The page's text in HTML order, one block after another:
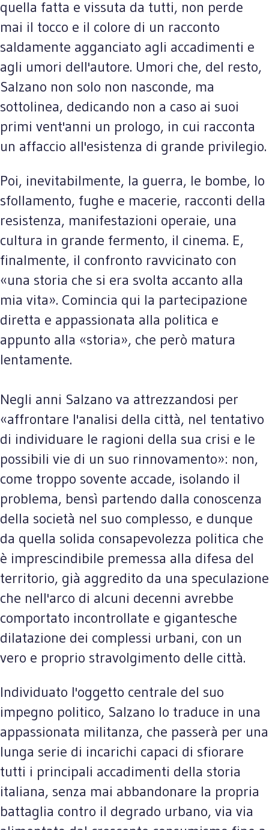
quella fatta e vissuta da tutti, non perde
mai il tocco e il colore di un racconto
saldamente agganciato agli accadimenti e
agli umori dell'autore. Umori che, del resto,
Salzano non solo non nasconde, ma
sottolinea, dedicando non a caso ai suoi
primi vent'anni un prologo, in cui racconta
un affaccio all'esistenza di grande privilegio.
Poi, inevitabilmente, la guerra, le bombe, lo
sfollamento, fughe e macerie, racconti della
resistenza, manifestazioni operaie, una
cultura in grande fermento, il cinema. E,
finalmente, il confronto ravvicinato con
«una storia che si era svolta accanto alla
mia vita». Comincia qui la partecipazione
diretta e appassionata alla politica e
appunto alla «storia», che però matura
lentamente.
Negli anni Salzano va attrezzandosi per
«affrontare l'analisi della città, nel tentativo
di individuare le ragioni della sua crisi e le
possibili vie di un suo rinnovamento»: non,
come troppo sovente accade, isolando il
problema, bensì partendo dalla conoscenza
della società nel suo complesso, e dunque
da quella solida consapevolezza politica che
è imprescindibile premessa alla difesa del
territorio, già aggredito da una speculazione
che nell'arco di alcuni decenni avrebbe
comportato incontrollate e gigantesche
dilatazione dei complessi urbani, con un
vero e proprio stravolgimento delle città.
Individuato l'oggetto centrale del suo
impegno politico, Salzano lo traduce in una
appassionata militanza, che passerà per una
lunga serie di incarichi capaci di sfiorare
tutti i principali accadimenti della storia
italiana, senza mai abbandonare la propria
battaglia contro il degrado urbano, via via